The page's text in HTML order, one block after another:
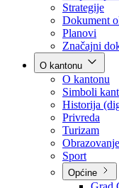
Ekspoze
Strategije
Dokument
Planovi
Značajni
O kantonu
O kantonu
Simboli
Historija
Privreda
Turizam
Obrazovanje